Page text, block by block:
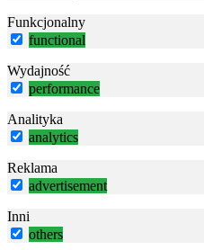
Funkcjonalny
functional
Wydajność
performance
Analityka
analytics
Reklama
advertisement
Inni
others